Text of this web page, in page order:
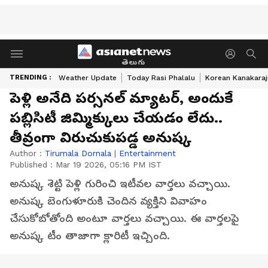
తెలుగు
TRENDING : Weather Update Today Rasi Phalalu Korean
పెళ్లి అనేది పర్సనల్ మ్యాటర్, అందుకే
పబ్లిసిటీ జిమ్మిక్కులు చేయడం లేదు..
తీవ్రంగా విరుచుకుపడ్డ అనుష్క
Author : Tirumala Dornala | Entertainment
Published : Mar 19 2026, 05:16 PM IST
అనుష్క శెట్టి పెళ్లి గురించి ఇటీవల వార్తలు వచ్చాయి.
అనుష్క బెంగుళూరుకి చెందిన వ్యక్తిని వివాహం
చేసుకోబోతోంది అంటూ వార్తలు వచ్చాయి. ఈ వార్తలపై
అనుష్క టీం తాజాగా క్లారిటీ ఇచ్చింది.